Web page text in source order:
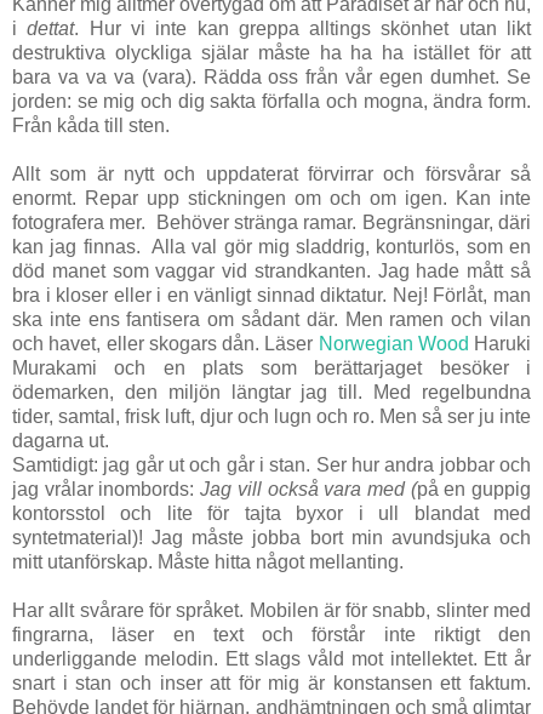
idettat. Hur vi inte kan greppa alltings skönhet utan likt
destruktiva olyckliga själar måste ha ha ha istället för att
bara va va va (vara). Rädda oss från vår egen dumhet. Se
jorden: se mig och dig sakta förfalla och mogna, ändra form.
Från kåda till sten.
Allt som är nytt och uppdaterat förvirrar och försvårar så
enormt. Repar upp stickningen om och om igen. Kan inte
fotografera mer. Behöver stränga ramar. Begränsningar, däri
kan jag finnas. Alla val gör mig sladdrig, konturlös, som en
död manet som vaggar vid strandkanten. Jag hade mått så
bra i kloser eller i en vänligt sinnad diktatur. Nej! Förlåt, man
ska inte ens fantisera om sådant där. Men ramen och vilan
och havet, eller skogars dån. Läser Norwegian Wood Haruki
Murakami och en plats som berättarjaget besöker i
ödemarken, den miljön längtar jag till. Med regelbundna
tider, samtal, frisk luft, djur och lugn och ro. Men så ser ju inte
dagarna ut.
Samtidigt: jag går ut och går i stan. Ser hur andra jobbar och
jag vrålar inombords:Jag vill också vara med (på en guppig
kontorsstol och lite för tajta byxor i ull blandat med
syntetmaterial)! Jag måste jobba bort min avundsjuka och
mitt utanförskap. Måste hitta något mellanting.
Har allt svårare för språket. Mobilen är för snabb, slinter med
fingrarna, läser en text och förstår inte riktigt den
underliggande melodin. Ett slags våld mot intellektet. Ett år
snart i stan och inser att för mig är konstansen ett faktum.
Behövde landet för hjärnan, andhämtningen och små glimtar